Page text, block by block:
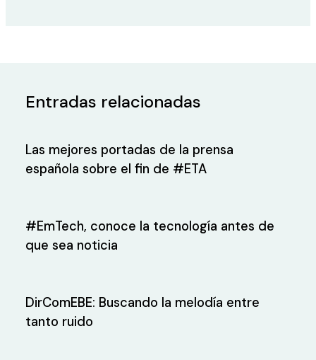
Entradas relacionadas
Las mejores portadas de la prensa
española sobre el fin de #ETA
#EmTech, conoce la tecnología antes de
que sea noticia
DirComEBE: Buscando la melodía entre
tanto ruido